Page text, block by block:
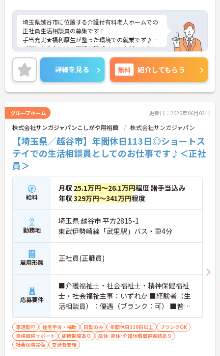
埼玉県越谷市に位置する介護付有料老人ホームでの
正社員生活相談員の募集です！
手当充実★福利厚生が整った環境での就業です♪
ご興味ある方には、面接対策ポイントなど、さらに
詳細をお話しいたしますのでお気軽にご相談くださ
い。
詳細を見る 無料 紹介してもらう
グループホーム 更新日：2026年06月02日
株式会社サンガジャパンこしがや翔裕館 株式会社サンガジャパン
【埼玉県／越谷市】年間休日113日◎ショートス
テイでの生活相談員としてのお仕事です♪＜正社
員＞
給料
月収 25.1万円～26.1万円程度 諸手当込み
年収329万円～341万円程度
勤務地
埼玉県 越谷市 平方2815-1
東武伊勢崎線「武里駅」バス・車4分
雇用形態 正社員(正職員)
応募要件
■介護福祉士・社会福祉士・精神保健福祉
士・社会福祉主事：いずれか ■経験者（生
活相談員）：優遇（ブランク：可） ■普通
自動車運転免許
車通勤可 住宅手当・補助 日勤のみ 年間休日110日以上
ブランクOK
資格取得サポート
研修制度あり
産休･育休･介護休暇取得実績あり
社会保険完備
交通費支給